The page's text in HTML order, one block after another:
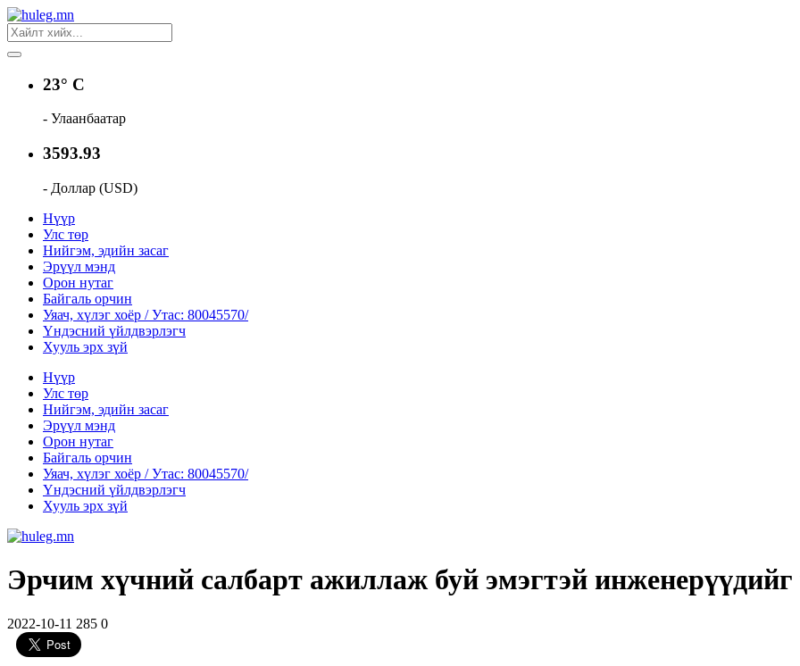
23° C
- Улаанбаатар
3593.93
- Доллар (USD)
Нүүр
Улс төр
Нийгэм, эдийн засаг
Эрүүл мэнд
Орон нутаг
Байгаль орчин
Уяач, хүлэг хоёр / Утас: 80045570/
Үндэсний үйлдвэрлэгч
Хууль эрх зүй
Нүүр
Улс төр
Нийгэм, эдийн засаг
Эрүүл мэнд
Орон нутаг
Байгаль орчин
Уяач, хүлэг хоёр / Утас: 80045570/
Үндэсний үйлдвэрлэгч
Хууль эрх зүй
Эрчим хүчний салбарт ажиллаж буй эмэгтэй инженерүүдийг
2022-10-11 285 0